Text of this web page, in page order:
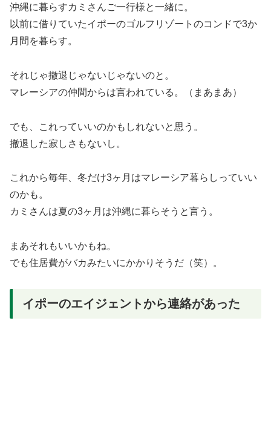
沖縄に暮らすカミさんご一行様と一緒に。
以前に借りていたイポーのゴルフリゾートのコンドで3か
月間を暮らす。
それじゃ撤退じゃないじゃないのと。
マレーシアの仲間からは言われている。（まあまあ）
でも、これっていいのかもしれないと思う。
撤退した寂しさもないし。
これから毎年、冬だけ3ヶ月はマレーシア暮らしっていい
のかも。
カミさんは夏の3ヶ月は沖縄に暮らそうと言う。
まあそれもいいかもね。
でも住居費がバカみたいにかかりそうだ（笑）。
イポーのエイジェントから連絡があった